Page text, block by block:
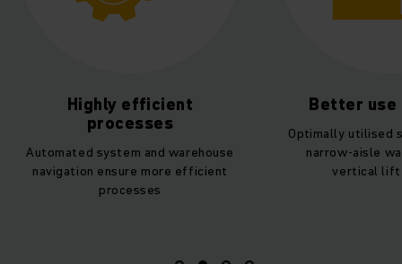
Better use of space
Optimally utilised space thanks to
narrow-aisle warehouse and
vertical lift system
More
Jungheinrich
are quickly on
for